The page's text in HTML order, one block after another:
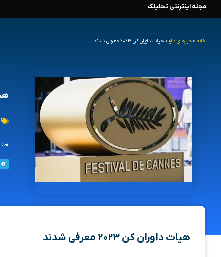
محتوا
مجله اینترنتی تحلیلک
خانه » خبرهای داغ » هیات داوران کن ۲۰۲۳ معرفی شدند
پل
هیات داوران کن ۲۰۲۳ معرفی شدند